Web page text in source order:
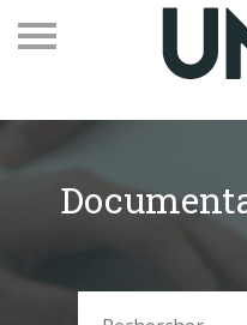
Recevez notre
Vos contacts